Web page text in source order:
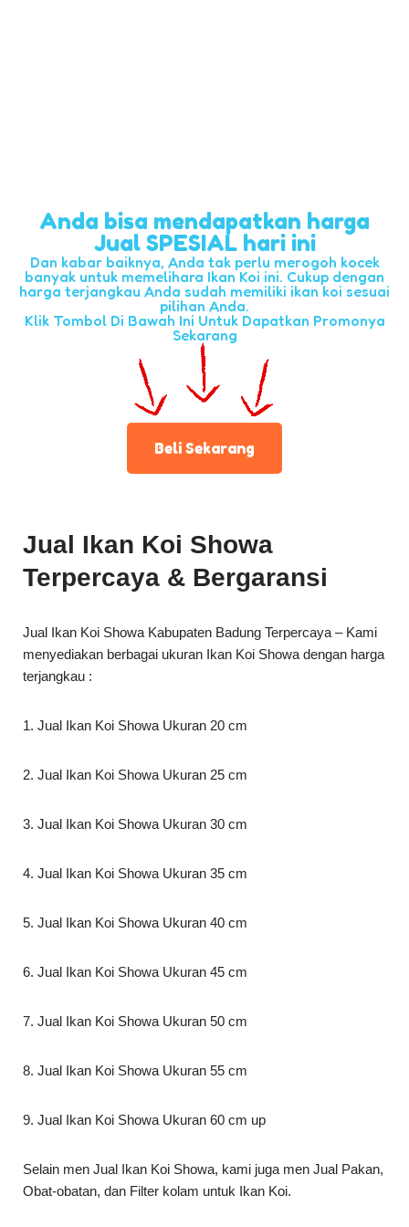
Anda bisa mendapatkan harga
Jual SPESIAL hari ini
Dan kabar baiknya, Anda tak perlu merogoh kocek
banyak untuk memelihara Ikan Koi ini. Cukup dengan
harga terjangkau Anda sudah memiliki ikan koi sesuai
pilihan Anda.
Klik Tombol Di Bawah Ini Untuk Dapatkan Promonya
Sekarang
Beli Sekarang
Jual Ikan Koi Showa
Terpercaya & Bergaransi
Jual Ikan Koi Showa Kabupaten Badung Terpercaya – Kami
menyediakan berbagai ukuran Ikan Koi Showa dengan harga
terjangkau :
1. Jual Ikan Koi Showa Ukuran 20 cm
2. Jual Ikan Koi Showa Ukuran 25 cm
3. Jual Ikan Koi Showa Ukuran 30 cm
4. Jual Ikan Koi Showa Ukuran 35 cm
5. Jual Ikan Koi Showa Ukuran 40 cm
6. Jual Ikan Koi Showa Ukuran 45 cm
7. Jual Ikan Koi Showa Ukuran 50 cm
8. Jual Ikan Koi Showa Ukuran 55 cm
9. Jual Ikan Koi Showa Ukuran 60 cm up
Selain men Jual Ikan Koi Showa, kami juga men Jual Pakan,
Obat-obatan, dan Filter kolam untuk Ikan Koi.